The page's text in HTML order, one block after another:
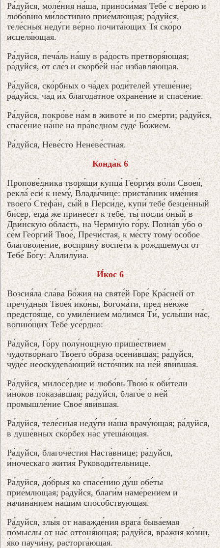
Ра́дуйся, моле́ния на́ша, приноси́мая Тебе́ с ве́рою и
любо́вию ми́лостивно прие́млющая; ра́дуйся,
теле́сныя неду́ги ве́рно почита́ющих Тя́ ско́ро
исцеля́ющая.
Ра́дуйся, печа́ль на́шу в ра́дость претворя́ющая;
ра́дуйся, от сле́з и скорбе́й на́с избавля́ющая.
Ра́дуйся, ско́рбных о ча́дех роди́телей утеше́ние;
ра́дуйся, ча́д и́х благода́тное охране́ние и спасе́ние.
Ра́дуйся, покро́ве на́м в животе́ и по сме́рти; ра́дуйся,
спасе́ние на́ше на пра́ведном суде́ Бо́жием.
Ра́дуйся, Неве́сто Неневе́стная.
Конда́к 6
Пропове́дника творя́щи купца́ Гео́ргия во́ли Своея́,
рекла́ еси́ к нему́, Влады́чице: приста́вник име́ния
твоего́ Стефа́н, сы́й в Перси́де, купи́ тебе́ безце́нный
би́сер, егда́ же принесе́т к тебе́, ты́ посли́ о́ный в
Дви́нскую о́бласть, на Чермну́ю го́ру. Позна́в у́бо о
се́м Гео́ргий Твое́, Пречи́стая, к ме́сту тому́ осо́бое
благоволе́ние, воспряну́ воспе́ти к ро́ждшемуся от
Тебе́ Бо́гу: Аллилу́иа.
И́кос 6
Возсия́ла сла́ва Бо́жия на святе́й Горе́ Кра́сней от
пречу́дныя Твоея́ ико́ны, Богома́ти, пред не́юже
предстоя́ще, со умиле́нием мо́лимся Ти́, услы́ши на́с,
вопию́щих Тебе́ усе́рдно:
Ра́дуйся, Го́ру полу́нощную прише́ствием
чудотво́рнаго Твоего́ о́браза осени́вшая; ра́дуйся,
чуде́с неоскудева́ющий исто́чник на не́й яви́вшая.
Ра́дуйся, милосе́рдие и любо́вь Твою́ к оби́тели
и́ноков показа́вшая; ра́дуйся, благо́е о не́й
промышле́ние Свое́ яви́вшая.
Ра́дуйся, теле́сныя неду́ги на́ша врачу́ющая; ра́дуйся,
в душе́вных ско́рбех на́с утеша́ющая.
Ра́дуйся, благоче́стия Наста́внице; ра́дуйся,
и́ноческаго жития́ Руководи́тельнице.
Ра́дуйся, до́брыя ко спасе́нию ду́ш обе́ты
прие́млющая; ра́дуйся, благи́м наме́рением и
начина́нием на́шим спосо́бствующая.
Ра́дуйся, злы́я от наважде́ния врага́ быва́емая
по́мыслы от на́с отгоня́ющая; ра́дуйся, вра́жия ко́зни,
я́ко паучи́ну, расторга́ющая.